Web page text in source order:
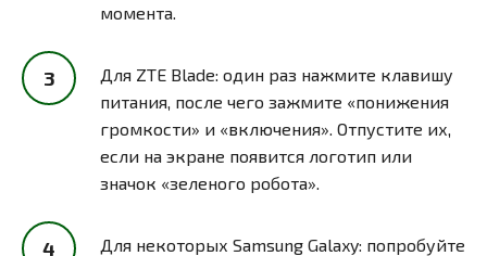
момента.
Для ZTE Blade: один раз нажмите клавишу
питания, после чего зажмите «понижения
громкости» и «включения». Отпустите их,
если на экране появится логотип или
значок «зеленого робота».
Для некоторых Samsung Galaxy: попробуйте